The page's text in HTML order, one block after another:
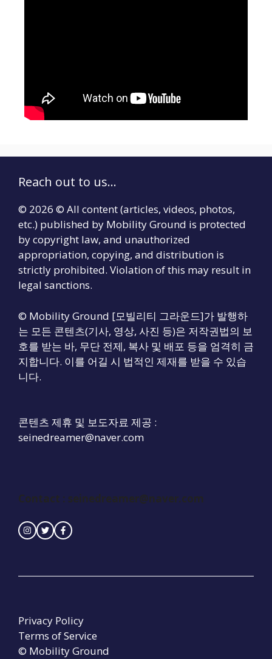
Reach out to us...
© 2026 © All content (articles, videos, photos,
etc.) published by Mobility Ground is protected
by copyright law, and unauthorized
appropriation, copying, and distribution is
strictly prohibited. Violation of this may result in
legal sanctions.
© Mobility Ground [모빌리티 그라운드]가 발행하
는 모든 콘텐츠(기사, 영상, 사진 등)은 저작권법의 보
호를 받는 바, 무단 전제, 복사 및 배포 등을 엄격히 금
지합니다. 이를 어길 시 법적인 제재를 받을 수 있습
니다.
콘텐츠 제휴 및 보도자료 제공 :
seinedreamer@naver.com
Contact : seinedreamer@naver.com
© Mobility Ground
Privacy Policy
Terms of Service